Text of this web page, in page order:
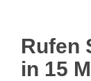
Rufen
in 15